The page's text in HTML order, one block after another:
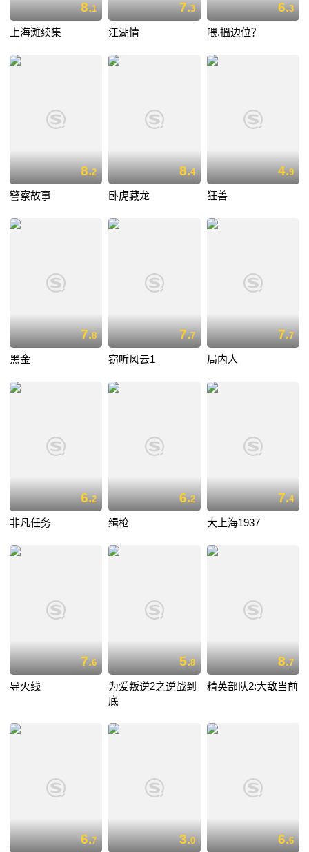
8.1
上海滩续集
7.3
江湖情
6.3
喂,搵边位？
8.2
警察故事
8.4
卧虎藏龙
4.9
狂兽
7.8
黑金
7.7
窃听风云1
7.7
局内人
6.2
非凡任务
6.2
缉枪
7.4
大上海1937
7.6
导火线
5.8
为爱叛逆2之逆战到
底
8.7
精英部队2:大敌当前
6.7 3.0 6.6